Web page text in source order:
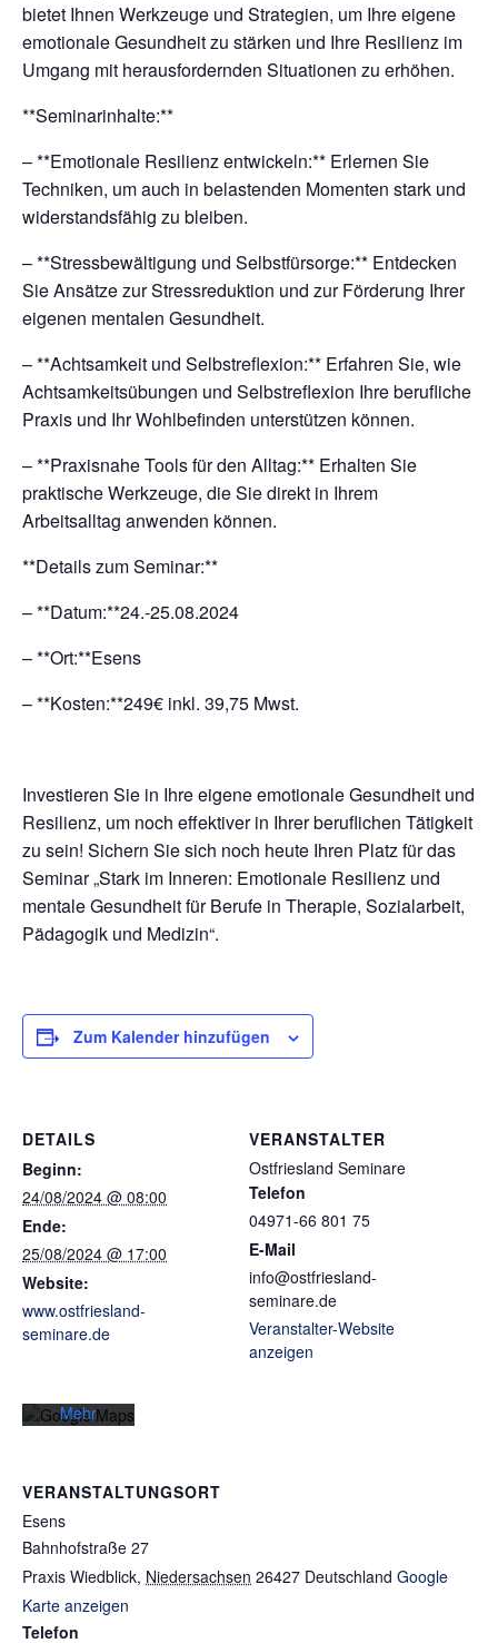
bietet Ihnen Werkzeuge und Strategien, um Ihre eigene
emotionale Gesundheit zu stärken und Ihre Resilienz im
Umgang mit herausfordernden Situationen zu erhöhen.
**Seminarinhalte:**
– **Emotionale Resilienz entwickeln:** Erlernen Sie
Techniken, um auch in belastenden Momenten stark und
widerstandsfähig zu bleiben.
– **Stressbewältigung und Selbstfürsorge:** Entdecken
Sie Ansätze zur Stressreduktion und zur Förderung Ihrer
eigenen mentalen Gesundheit.
– **Achtsamkeit und Selbstreflexion:** Erfahren Sie, wie
Achtsamkeitsübungen und Selbstreflexion Ihre berufliche
Praxis und Ihr Wohlbefinden unterstützen können.
– **Praxisnahe Tools für den Alltag:** Erhalten Sie
praktische Werkzeuge, die Sie direkt in Ihrem
Arbeitsalltag anwenden können.
**Details zum Seminar:**
– **Datum:**24.-25.08.2024
– **Ort:**Esens
– **Kosten:**249€ inkl. 39,75 Mwst.
Investieren Sie in Ihre eigene emotionale Gesundheit und
Resilienz, um noch effektiver in Ihrer beruflichen Tätigkeit
zu sein! Sichern Sie sich noch heute Ihren Platz für das
Seminar „Stark im Inneren: Emotionale Resilienz und
mentale Gesundheit für Berufe in Therapie, Sozialarbeit,
Pädagogik und Medizin“.
Zum Kalender hinzufügen
DETAILS
Beginn:
24/08/2024 @ 08:00
Ende:
25/08/2024 @ 17:00
Website:
www.ostfriesland-
seminare.de
VERANSTALTER
Ostfriesland Seminare
Telefon
04971-66 801 75
E-Mail
info@ostfriesland-
seminare.de
Veranstalter-Website
anzeigen
VERANSTALTUNGSORT
Esens
Bahnhofstraße 27
Praxis Wiedblick, Niedersachsen 26427 Deutschland Google
Karte anzeigen
Telefon
Mit dem
Laden der
Karte
akzeptieren
Sie die
Datenschutzerklärung
Mehr
laden
Google
Maps immer
entsperren